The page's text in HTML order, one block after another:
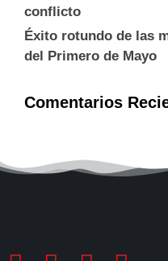
conflicto
Éxito rotundo de las
del Primero de Mayo
Comentarios